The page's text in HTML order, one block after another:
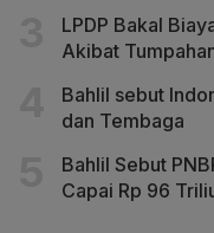
LPDP Bakal
Akibat
Bahlil sebut
dan Tembaga
Bahlil Sebut
Capai Rp 96